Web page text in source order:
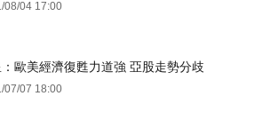
08/04 17:00
：歐美經濟復甦力道強 亞股走勢分歧
07/07 18:00